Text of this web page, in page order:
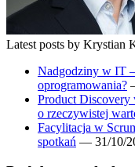
Latest posts by Krystian
Nadgodziny w IT
oprogramowania?
Product
o rzeczywistej
Facylitacja w
spotkań — 31/10/